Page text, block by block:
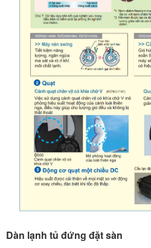
Dàn lạnh tủ đứng đặt sàn